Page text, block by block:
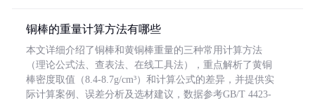
铜棒的重量计算方法有哪些
本文详细介绍了铜棒和黄铜棒重量的三种常用计算方法
（理论公式法、查表法、在线工具法），重点解析了黄铜
棒密度取值（8.4-8.7g/cm³）和计算公式的差异，并提供实
际计算案例、误差分析及选材建议，数据参考GB/T 4423-